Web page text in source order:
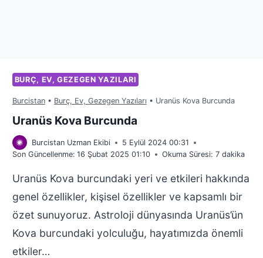
BURÇ, EV, GEZEGEN YAZILARI
Burcistan• Burç, Ev, Gezegen Yazıları • Uranüs Kova Burcunda
Uranüs Kova Burcunda
Burcistan Uzman Ekibi
5 Eylül 2024 00:31
Son Güncellenme: 16 Şubat 2025 01:10 Okuma Süresi: 7 dakika
Uranüs Kova burcundaki yeri ve etkileri hakkında
genel özellikler, kişisel özellikler ve kapsamlı bir
özet sunuyoruz. Astroloji dünyasında Uranüs’ün
Kova burcundaki yolculuğu, hayatımızda önemli
etkiler…